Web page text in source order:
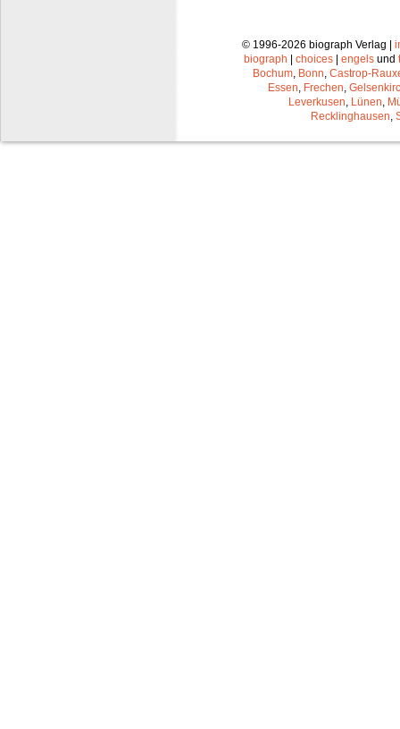
© 1996-2026 biograph Verlag |
biograph
choices engels und
Bochum, Bonn, Castrop-
Essen, Frechen,
Leverkusen, Lünen,
Recklinghausen,